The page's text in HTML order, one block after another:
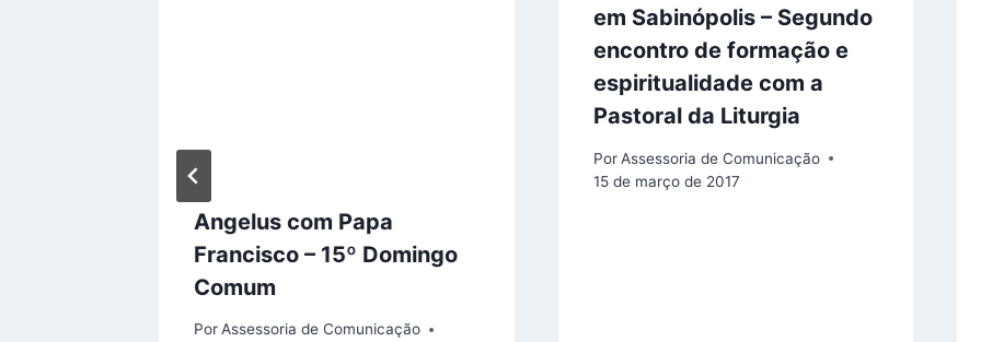
Angelus com Papa
Francisco – 15º Domingo
Comum
PorAssessoria de Comunicação
em Sabinópolis – Segundo
encontro de formação e
espiritualidade com a
Pastoral da Liturgia
Por Assessoria de Comunicação
15 de março de 2017